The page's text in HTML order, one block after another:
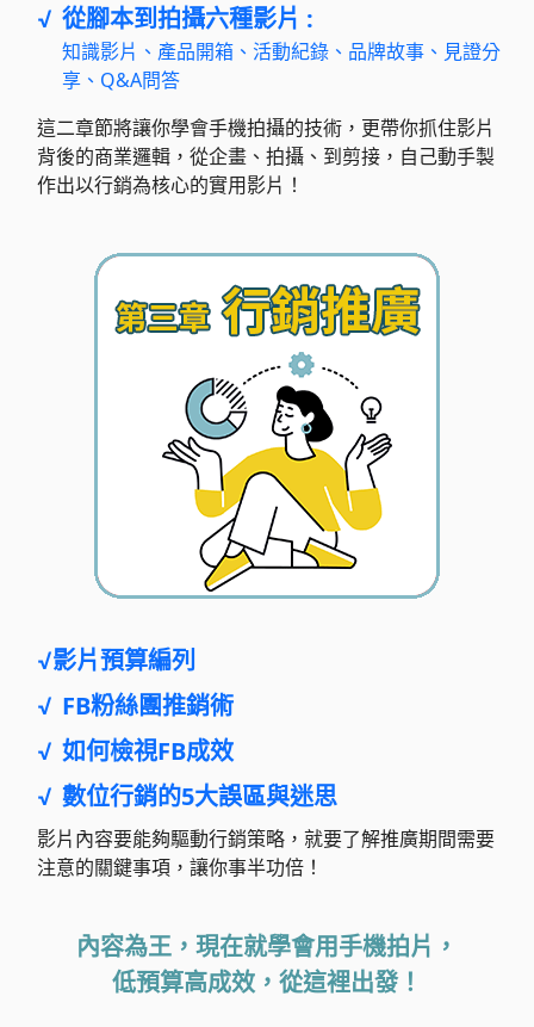
√ 從腳本到拍攝六種影片 :
知識影片、產品開箱、活動紀錄、品牌故事、見證分
享、Q&A問答
這二章節將讓你學會手機拍攝的技術，更帶你抓住影片
背後的商業邏輯，從企畫、拍攝、到剪接，自己動手製
作出以行銷為核心的實用影片！
√影片預算編列
√ FB粉絲團推銷術
√ 如何檢視FB成效
√ 數位行銷的5大誤區與迷思
影片內容要能夠驅動行銷策略，就要了解推廣期間需要
注意的關鍵事項，讓你事半功倍！
內容為王，現在就學會用手機拍片，
低預算高成效，從這裡出發！